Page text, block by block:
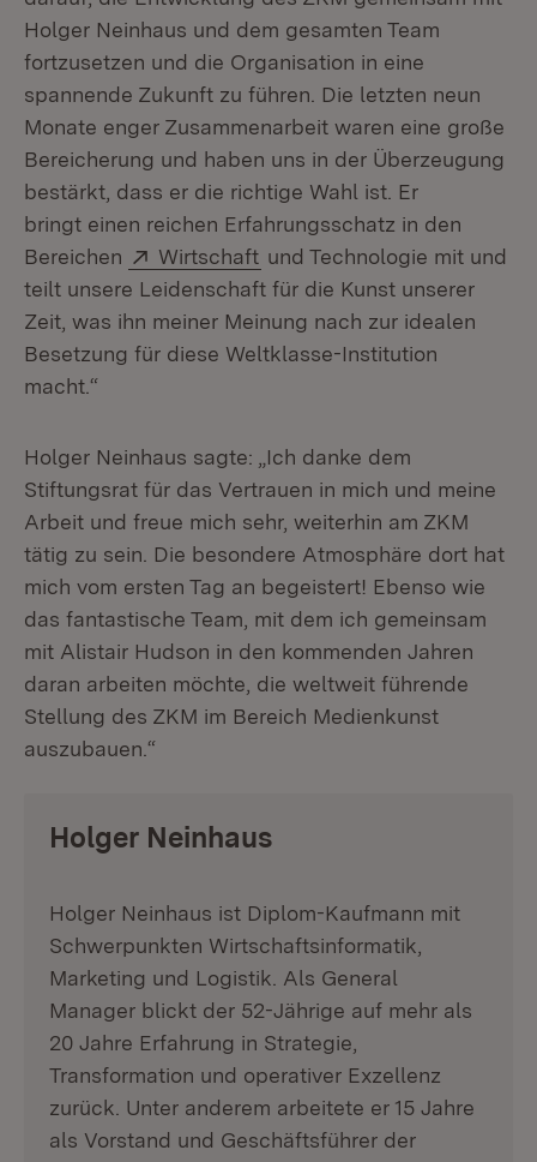
Holger Neinhaus und dem gesamten Team
fortzusetzen und die Organisation in eine
spannende Zukunft zu führen. Die letzten neun
Monate enger Zusammenarbeit waren eine große
Bereicherung und haben uns in der Überzeugung
bestärkt, dass er die richtige Wahl ist. Er
bringt einen reichen Erfahrungsschatz in den
Bereichen
Extern:
Wirtschaft (Öffnet in neuem Fenster)
und Technologie mit und
teilt unsere Leidenschaft für die Kunst unserer
Zeit, was ihn meiner Meinung nach zur idealen
Besetzung für diese Weltklasse-Institution
macht.“
Holger Neinhaus sagte: „Ich danke dem
Stiftungsrat für das Vertrauen in mich und meine
Arbeit und freue mich sehr, weiterhin am ZKM
tätig zu sein. Die besondere Atmosphäre dort hat
mich vom ersten Tag an begeistert! Ebenso wie
das fantastische Team, mit dem ich gemeinsam
mit Alistair Hudson in den kommenden Jahren
daran arbeiten möchte, die weltweit führende
Stellung des ZKM im Bereich Medienkunst
auszubauen.“
Holger Neinhaus
Holger Neinhaus ist Diplom-Kaufmann mit
Schwerpunkten Wirtschaftsinformatik,
Marketing und Logistik. Als General
Manager blickt der 52-Jährige auf mehr als
20 Jahre Erfahrung in Strategie,
Transformation und operativer Exzellenz
zurück. Unter anderem arbeitete er 15 Jahre
als Vorstand und Geschäftsführer der